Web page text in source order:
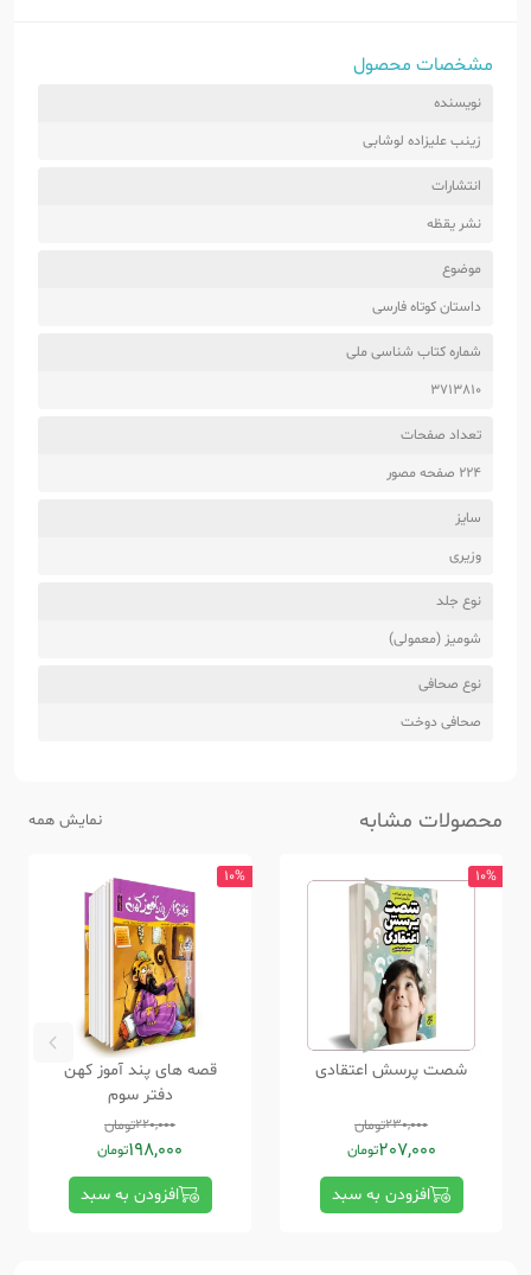
مشخصات محصول
نویسنده
زینب علیزاده لوشابی
انتشارات
نشر یقظه
موضوع
داستان کوتاه فارسی
شماره کتاب شناسی ملی
3713810
تعداد صفحات
224 صفحه مصور
سایز
وزیری
نوع جلد
شومیز (معمولی)
نوع صحافی
صحافی دوخت
محصولات مشابه نمایش همه
10%
شصت پرسش اعتقادی
230,000تومان
207,000تومان
افزودن به سبد
10%
قصه های پند آموز کهن
دفتر سوم
220,000تومان
198,000تومان
افزودن به سبد